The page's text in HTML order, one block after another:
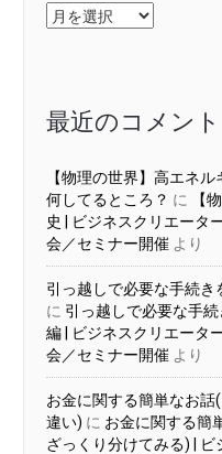
ア
ー
最近のコメント
【物理の世界】高エネ
何してるところ？ に
【
史 | ビジネスクリエータ
会／セミナー開催 より
引っ越しで必要な手続
に 引っ越しで必要な手
編 | ビジネスクリエータ
会／セミナー開催 より
お金に関する簡単なお
違い) に お金に関する簡
ざっくり分けてみる) | ビ